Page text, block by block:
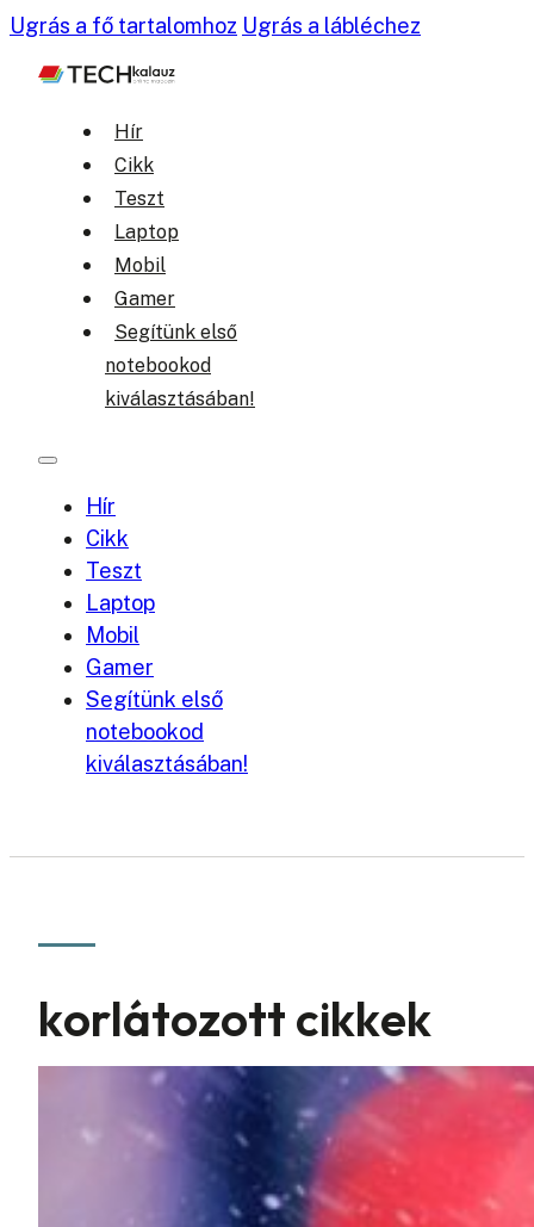
Ugrás a fő tartalomhoz Ugrás a lábléchez
Hír
Cikk
Teszt
Laptop
Mobil
Gamer
Segítünk első
notebookod
kiválasztásában!
Hír
Cikk
Teszt
Laptop
Mobil
Gamer
Segítünk első
notebookod
kiválasztásában!
korlátozott cikkek